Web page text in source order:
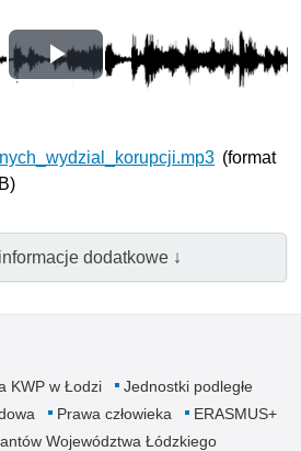
Odtwórz
(format
dodatkowe ↓
KWP w Łodzi
Jednostki podległe
Prawa człowieka
ERASMUS+
Województwa Łódzkiego